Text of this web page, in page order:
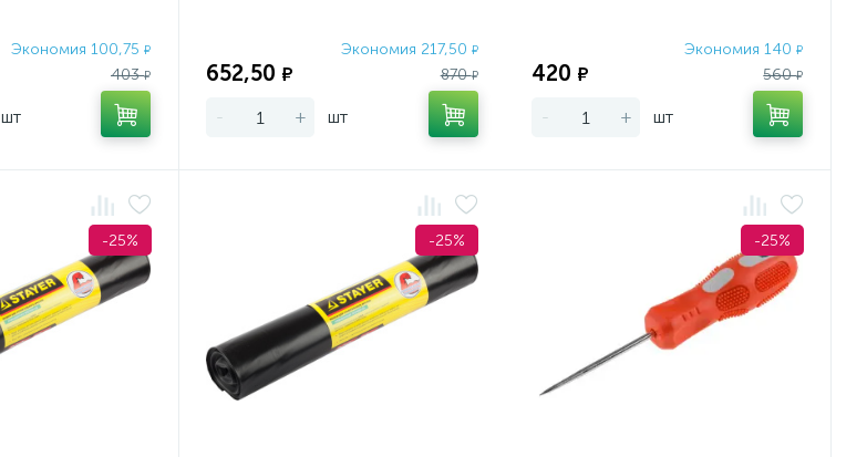
Экономия 100,75 ₽
403₽
шт
Экономия 217,50 ₽
652,50 ₽ 870₽
- + шт
Экономия 140₽
420 ₽ 560₽
- + шт
-25% -25% -25%